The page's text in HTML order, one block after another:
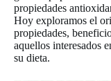
propiedades
Hoy exploramos el
propiedades,
aquellos interesados
su dieta.